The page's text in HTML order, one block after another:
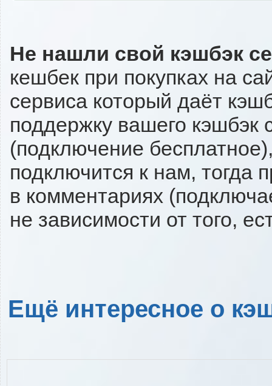
Не нашли свой кэшбэк
кешбек при покупках на
сервиса который даёт
поддержку вашего кэшбэк
(подключение
подключится к нам, тогда
в комментариях
не зависимости от того,
Ещё интересное о